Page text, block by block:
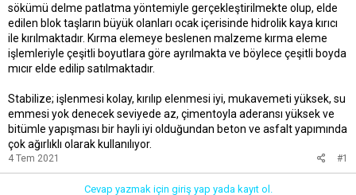
sökümü delme patlatma yöntemiyle gerçekleştirilmekte olup, elde
edilen blok taşların büyük olanları ocak içerisinde hidrolik kaya kırıcı
ile kırılmaktadır. Kırma elemeye beslenen malzeme kırma eleme
işlemleriyle çeşitli boyutlara göre ayrılmakta ve böylece çeşitli boyda
mıcır elde edilip satılmaktadır.
Stabilize; işlenmesi kolay, kırılıp elenmesi iyi, mukavemeti yüksek, su
emmesi yok denecek seviyede az, çimentoyla aderansı yüksek ve
bitümle yapışması bir hayli iyi olduğundan beton ve asfalt yapımında
çok ağırlıklı olarak kullanılıyor.
4 Tem 2021 #1
Cevap yazmak için giriş yap yada kayıt ol.